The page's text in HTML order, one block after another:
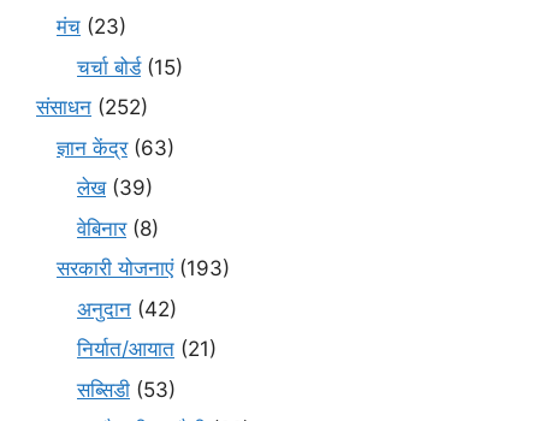
मंच (23)
चर्चा बोर्ड(15)
संसाधन (252)
ज्ञान केंद्र(63)
लेख(39)
वेबिनार(8)
सरकारी योजनाएं(193)
अनुदान (42)
निर्यात/आयात (21)
सब्सिडी (53)